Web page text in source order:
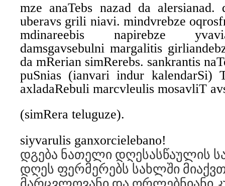
mze anaTebs nazad da alersianad.
uberavs grili niavi. mindvrebze
mdinareebis napirebze
damsgavsebulni margalitis
da mRerian simRerebs. sankrantis
puSnias (ianvari indur kalendarSi)
axladaRebuli marcvleulis mosavliT
(simRera teluguze).
siyvarulis ganxorcielebano!
დგება ნათელი დღესასწაულის
დღეს ფერმერებს სახლში